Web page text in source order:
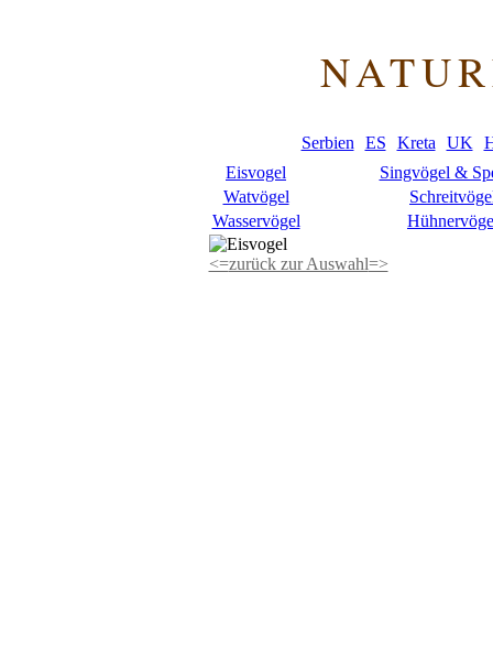
Serbien ES Kreta UK
Eisvogel
Singvögel &
Watvögel
Wasservögel
<=zurück zur Auswahl=>